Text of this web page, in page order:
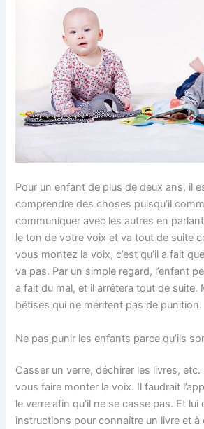
Pour un enfant de plus de deux ans, il
comprendre des choses puisqu’il
communiquer avec les autres en
le ton de votre voix et va tout de suite
vous montez la voix, c’est qu’il a fait
va pas. Par un simple regard, l’enfant
a fait du mal, et il arrêtera tout de suite.
bêtises qui ne méritent pas de punition.
Ne pas punir les enfants parce qu’ils
Casser un verre, déchirer les livres,
vous faire monter la voix. Il faudrait
le verre afin qu’il ne se casse pas. Et lui
instructions pour connaître un livre et à